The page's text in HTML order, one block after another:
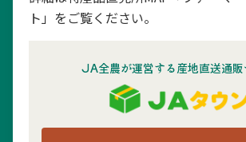
ト」をご覧ください。
JA全農が運営する産地直送通販